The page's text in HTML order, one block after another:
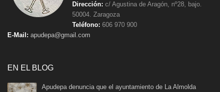
Dirección: c/ Agustina de Aragón, nº28, bajo.
50004. Zaragoza
Teléfono: 606 970 900
E-Mail: apudepa@gmail.com
EN EL BLOG
Apudepa denuncia que el ayuntamiento de La Almolda